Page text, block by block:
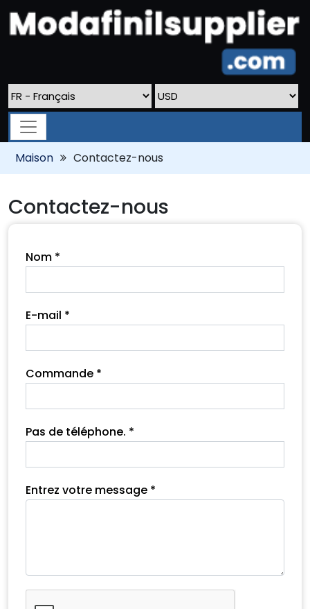
Maison Contactez-nous
Contactez-nous
Nom *
E-mail *
Commande *
Pas de téléphone. *
Entrez votre message *